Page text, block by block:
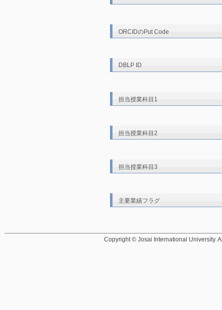
ORCIDのPut Code
DBLP ID
担当授業科目1
担当授業科目2
担当授業科目3
主要業績フラグ